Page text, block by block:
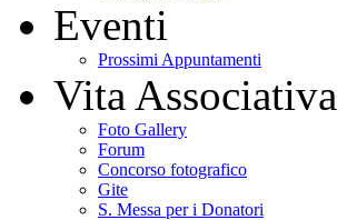
Eventi
Prossimi Appuntamenti
Vita Associativa
Foto Gallery
Forum
Concorso fotografico
Gite
S. Messa per i Donatori